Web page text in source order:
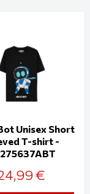
Unisex Short
T-shirt -
€